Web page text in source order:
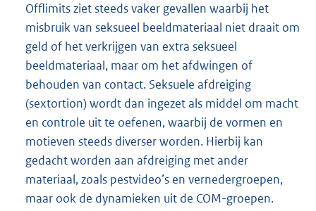
Offlimits ziet steeds vaker gevallen waarbij het
misbruik van seksueel beeldmateriaal niet draait om
geld of het verkrijgen van extra seksueel
beeldmateriaal, maar om het afdwingen of
behouden van contact. Seksuele afdreiging
(sextortion) wordt dan ingezet als middel om macht
en controle uit te oefenen, waarbij de vormen en
motieven steeds diverser worden. Hierbij kan
gedacht worden aan afdreiging met ander
materiaal, zoals pestvideo’s en vernedergroepen,
maar ook de dynamieken uit de COM-groepen.